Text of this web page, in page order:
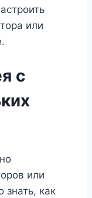
или
с
или
знать, как